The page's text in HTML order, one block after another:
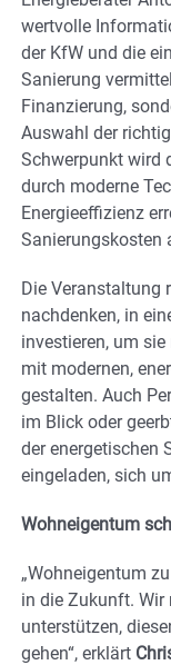
wertvolle
der KfW und die
Sanierung
Finanzierung,
Auswahl der
Schwerpunkt wird
durch moderne
Energieeffizienz
Sanierungskosten
Die Veranstaltung
nachdenken, in
investieren, um
mit modernen,
gestalten. Auch
im Blick oder
der energetischen
eingeladen, sich
Wohneigentum
„Wohneigentum
in die Zukunft. Wir
unterstützen,
gehen“, erklärt